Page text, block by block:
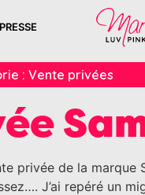
: Vente privées
privée de la marque
J’ai repéré un